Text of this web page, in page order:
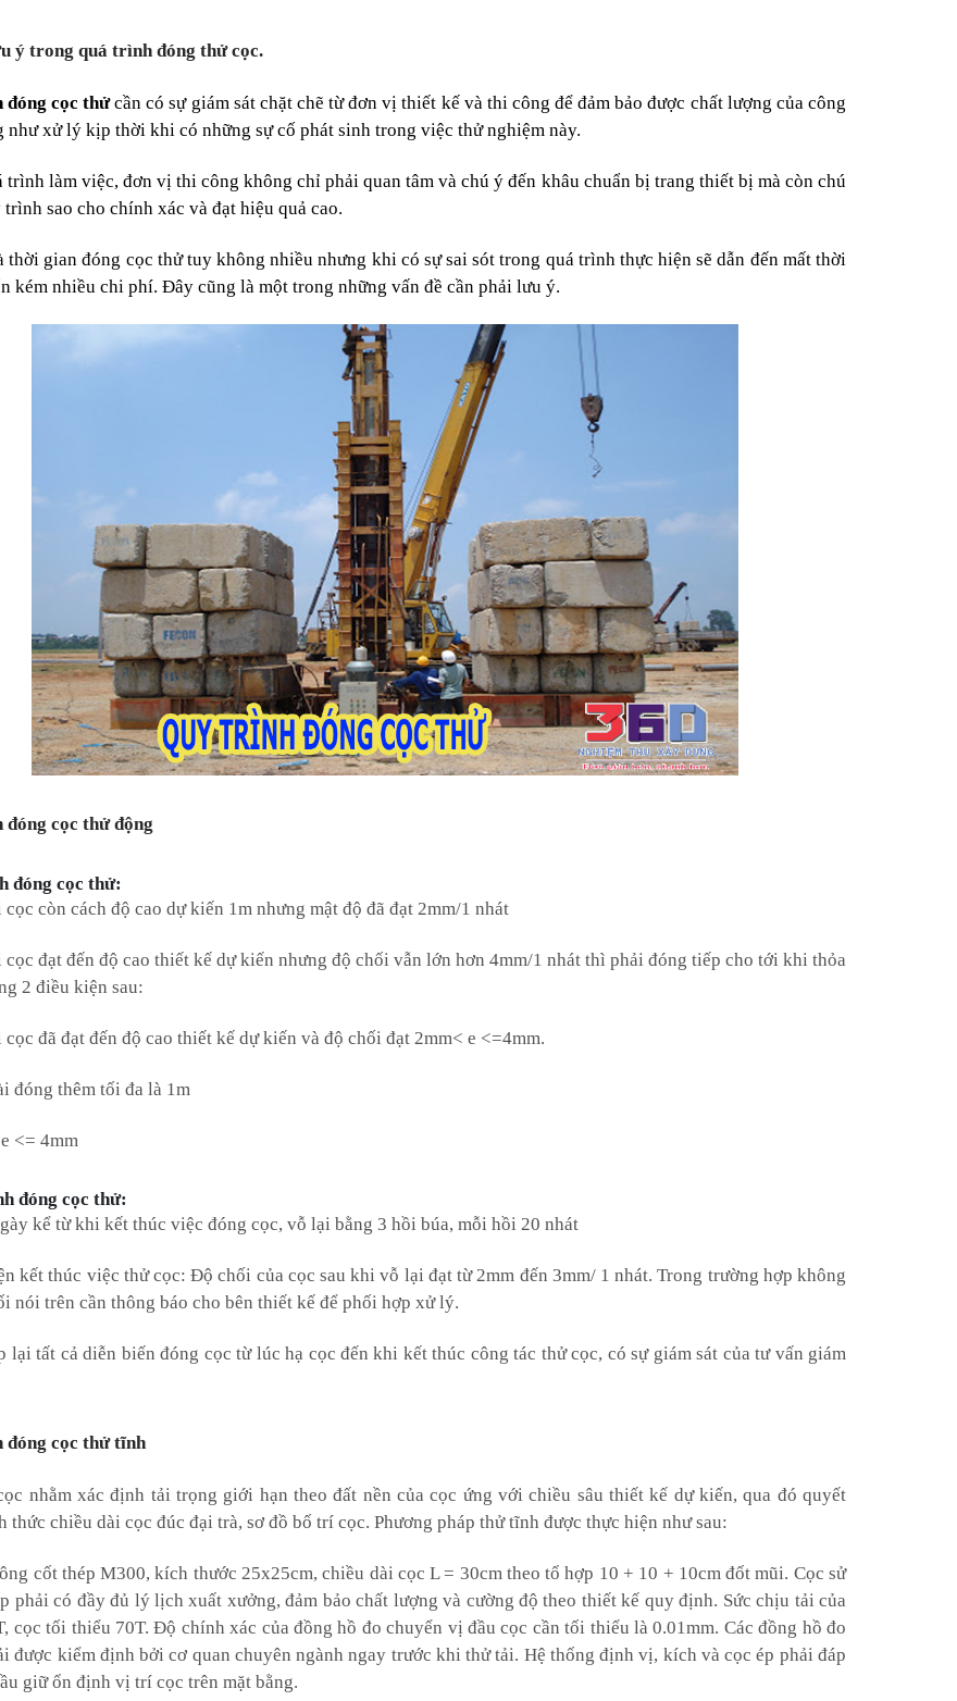
ý trong quá trình đóng thử cọc.
cọc thửcần có sự giám sát chặt chẽ từ đơn vị thiết kế và thi công để đảm bảo được chất lượng của công
như xử lý kịp thời khi có những sự cố phát sinh trong việc thử nghiệm này.
trình làm việc, đơn vị thi công không chỉ phải quan tâm và chú ý đến khâu chuẩn bị trang thiết bị mà còn chú
sao cho chính xác và đạt hiệu quả cao.
thời gian đóng cọc thử tuy không nhiều nhưng khi có sự sai sót trong quá trình thực hiện sẽ dẫn đến mất thời
kém nhiều chi phí. Đây cũng là một trong những vấn đề cần phải lưu ý.
cọc thử động
đóng cọc thử:
còn cách độ cao dự kiến 1m nhưng mật độ đã đạt 2mm/1 nhát
đạt đến độ cao thiết kế dự kiến nhưng độ chối vẫn lớn hơn 4mm/1 nhát thì phải đóng tiếp cho tới khi thỏa
2 điều kiện sau:
đã đạt đến độ cao thiết kế dự kiến và độ chối đạt 2mm< e <=4mm.
đóng thêm tối đa là 1m
<= 4mm
đóng cọc thử:
kể từ khi kết thúc việc đóng cọc, vỗ lại bằng 3 hồi búa, mỗi hồi 20 nhát
kết thúc việc thử cọc: Độ chối của cọc sau khi vỗ lại đạt từ 2mm đến 3mm/ 1 nhát. Trong trường hợp không
nói trên cần thông báo cho bên thiết kế để phối hợp xử lý.
lại tất cả diễn biến đóng cọc từ lúc hạ cọc đến khi kết thúc công tác thử cọc, có sự giám sát của tư vấn giám
cọc thử tĩnh
nhằm xác định tải trọng giới hạn theo đất nền của cọc ứng với chiều sâu thiết kế dự kiến, qua đó quyết
thức chiều dài cọc đúc đại trà, sơ đồ bố trí cọc. Phương pháp thử tĩnh được thực hiện như sau:
cốt thép M300, kích thước 25x25cm, chiều dài cọc L = 30cm theo tổ hợp 10 + 10 + 10cm đốt mũi. Cọc sử
phải có đầy đủ lý lịch xuất xưởng, đảm bảo chất lượng và cường độ theo thiết kế quy định. Sức chịu tải của
cọc tối thiểu 70T. Độ chính xác của đồng hồ đo chuyển vị đầu cọc cần tối thiểu là 0.01mm. Các đồng hồ đo
được kiểm định bởi cơ quan chuyên ngành ngay trước khi thử tải. Hệ thống định vị, kích và cọc ép phải đáp
giữ ổn định vị trí cọc trên mặt bằng.